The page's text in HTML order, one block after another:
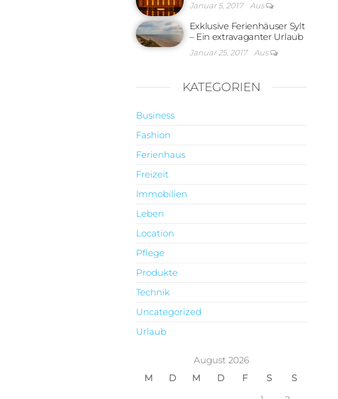
Januar 5, 2017 Aus
Exklusive Ferienhäuser Sylt
– Ein extravaganter Urlaub
Januar 25, 2017 Aus
KATEGORIEN
Business
Fashion
Ferienhaus
Freizeit
Immobilien
Leben
Location
Pflege
Produkte
Technik
Uncategorized
Urlaub
August 2026
M
D M D F S
S